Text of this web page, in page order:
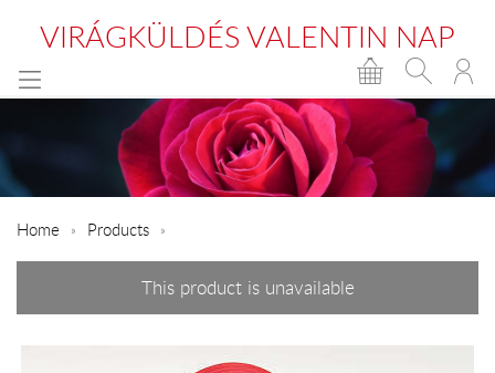
VIRÁGKÜLDÉS VALENTIN NAP
Home Products
This product is unavailable